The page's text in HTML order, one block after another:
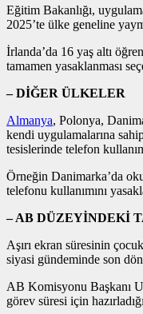
Eğitim Bakanlığı,
2025’te ülke geneline
İrlanda’da 16 yaş altı
tamamen yasaklanması
– DİĞER ÜLKELER
Almanya, Polonya,
kendi uygulamalarına
tesislerinde telefon
Örneğin Danimarka’da
telefonu kullanımını
– AB DÜZEYİNDEKİ
Aşırı ekran süresinin
siyasi gündeminde son
AB Komisyonu Başkanı
görev süresi için